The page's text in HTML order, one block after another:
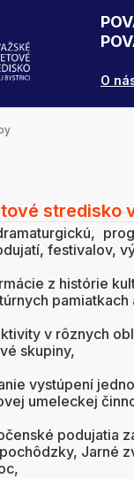
O
stredisko
festivalov,
z histórie
v rôznych
skupiny,
vystúpení
umeleckej
podujatia
Jarné